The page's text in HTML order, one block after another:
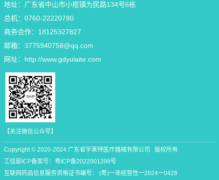
地址：广东省中山市小榄镇为民路134号6栋
总机：0760-22220780
商务合作：18125327827
邮箱： 3775940758@qq.com
网址： http://www.gdyulaite.com
【关注微信公众号】
Copyright © 2020-2024 广东省宇莱特医疗器械有限公司 版权所有
工信部ICP备案号： 粤ICP备2022001298号
互联网药品信息服务资格证书编号： (粤)一非经营性一2024一0428